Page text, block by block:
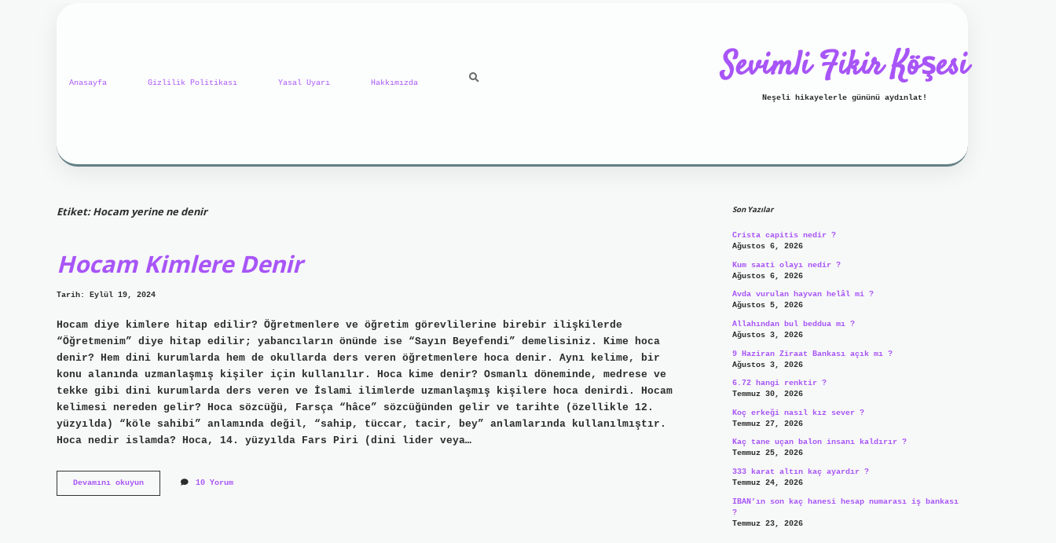
Anasayfa Gizlilik Politikası Yasal Uyarı Hakkımızda Sevimli Fikir Köşesi
Neşeli hikayelerle gününü aydınlat!
Etiket:Hocam yerine ne denir
Hocam Kimlere Denir
Tarih: Eylül 19, 2024
Hocam diye kimlere hitap edilir? Öğretmenlere ve öğretim görevlilerine birebir ilişkilerde
“Öğretmenim” diye hitap edilir; yabancıların önünde ise “Sayın Beyefendi” demelisiniz. Kime hoca
denir? Hem dini kurumlarda hem de okullarda ders veren öğretmenlere hoca denir. Aynı kelime, bir
konu alanında uzmanlaşmış kişiler için kullanılır. Hoca kime denir? Osmanlı döneminde, medrese ve
tekke gibi dini kurumlarda ders veren ve İslami ilimlerde uzmanlaşmış kişilere hoca denirdi. Hocam
kelimesi nereden gelir? Hoca sözcüğü, Farsça “hâce” sözcüğünden gelir ve tarihte (özellikle 12.
yüzyılda) “köle sahibi” anlamında değil, “sahip, tüccar, tacir, bey” anlamlarında kullanılmıştır.
Hoca nedir islamda? Hoca, 14. yüzyılda Fars Piri (dini lider veya…
Devamını okuyunHocam
Kimlere
10 Yorum
Son Yazılar
Crista capitis nedir ?
Ağustos 6, 2026
Kum saati olayı nedir ?
Ağustos 6, 2026
Avda vurulan hayvan helâl mi ?
Ağustos 5, 2026
Allahından bul beddua mı ?
Ağustos 3, 2026
9 Haziran Ziraat Bankası açık mı ?
Ağustos 3, 2026
6.72 hangi renktir ?
Temmuz 30, 2026
Koç erkeği nasıl kız sever ?
Temmuz 27, 2026
Kaç tane uçan balon insanı kaldırır ?
Temmuz 25, 2026
333 karat altın kaç ayardır ?
Temmuz 24, 2026
IBAN’ın son kaç hanesi hesap numarası iş bankası
?
Temmuz 23, 2026